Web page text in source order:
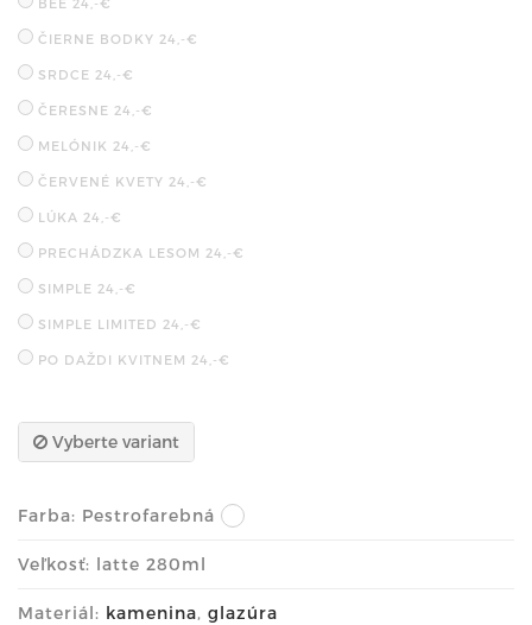
BEE 24,-€
ČIERNE BODKY 24,-€
SRDCE 24,-€
ČERESNE 24,-€
MELÓNIK 24,-€
ČERVENÉ KVETY 24,-€
LÚKA 24,-€
PRECHÁDZKA LESOM 24,-€
SIMPLE 24,-€
SIMPLE LIMITED 24,-€
PO DAŽDI KVITNEM 24,-€
Vyberte variant
Farba: Pestrofarebná
Veľkosť: latte 280ml
Materiál: kamenina, glazúra